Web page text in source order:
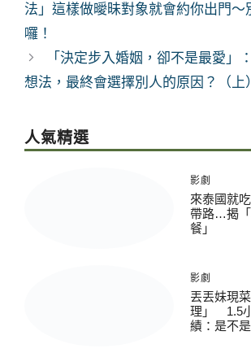
法」這樣做曖昧對象就會約你出門～
囉！
「決定步入婚姻，卻不是最愛」
想法，最終會選擇別人的原因？（上）
人氣精選
影劇
來泰國就
帶路…揭
餐」
影劇
丟丟妹現
理」 1.5
績：是不